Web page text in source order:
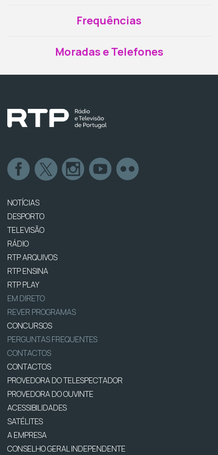
Frequências
Moradas e Telefones
NOTÍCIAS
DESPORTO
TELEVISÃO
RÁDIO
RTP ARQUIVOS
RTP ENSINA
RTP PLAY
EM DIRETO
REVER PROGRAMAS
CONCURSOS
PERGUNTAS FREQUENTES
CONTACTOS
CONTACTOS
PROVEDORA DO TELESPECTADOR
PROVEDORA DO OUVINTE
ACESSIBILIDADES
SATÉLITES
A EMPRESA
CONSELHO GERAL INDEPENDENTE